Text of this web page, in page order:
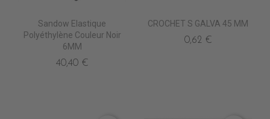
Sandow Elastique
Polyéthylène Couleur Noir
6MM
40,40 €
CROCHET S GALVA 45 MM
0,62 €